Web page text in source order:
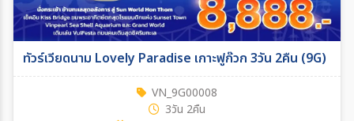
ทัวร์เวียดนาม Lovely Paradise เกาะฟูก๊วก 3วัน 2คืน (9G)
VN_9G00008
3วัน 2คืน